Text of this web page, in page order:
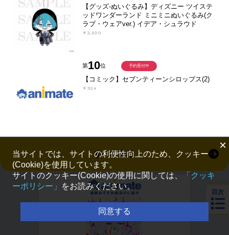
【グッズ-ぬいぐるみ】ディズニー ツイステ
ッドワンダーランド ミニミニぬいぐるみ(ク
ラブ・ウェアver.) イデア・シュラウド
￥2,500
第10位
【コミック】セブンティーンシロップス(2)
￥924
予約受付中
すべて見る
目次
×
当サイトでは、サイトの利便性向上のため、クッキー
(Cookie)を使用しています。
サイトのクッキー(Cookie)の使用に関しては、
「クッキ
ーポリシー」
をお読みください。
同意する